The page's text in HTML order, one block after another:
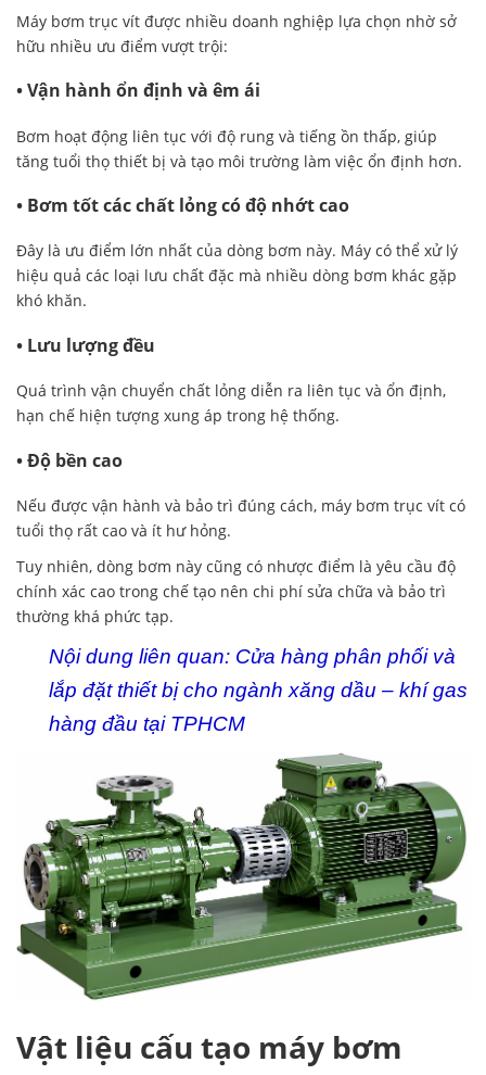
Máy bơm trục vít được nhiều doanh nghiệp lựa chọn nhờ sở
hữu nhiều ưu điểm vượt trội:
• Vận hành ổn định và êm ái
Bơm hoạt động liên tục với độ rung và tiếng ồn thấp, giúp
tăng tuổi thọ thiết bị và tạo môi trường làm việc ổn định hơn.
• Bơm tốt các chất lỏng có độ nhớt cao
Đây là ưu điểm lớn nhất của dòng bơm này. Máy có thể xử lý
hiệu quả các loại lưu chất đặc mà nhiều dòng bơm khác gặp
khó khăn.
• Lưu lượng đều
Quá trình vận chuyển chất lỏng diễn ra liên tục và ổn định,
hạn chế hiện tượng xung áp trong hệ thống.
• Độ bền cao
Nếu được vận hành và bảo trì đúng cách, máy bơm trục vít có
tuổi thọ rất cao và ít hư hỏng.
Tuy nhiên, dòng bơm này cũng có nhược điểm là yêu cầu độ
chính xác cao trong chế tạo nên chi phí sửa chữa và bảo trì
thường khá phức tạp.
Nội dung liên quan: Cửa hàng phân phối và
lắp đặt thiết bị cho ngành xăng dầu – khí gas
hàng đầu tại TPHCM
Vật liệu cấu tạo máy bơm